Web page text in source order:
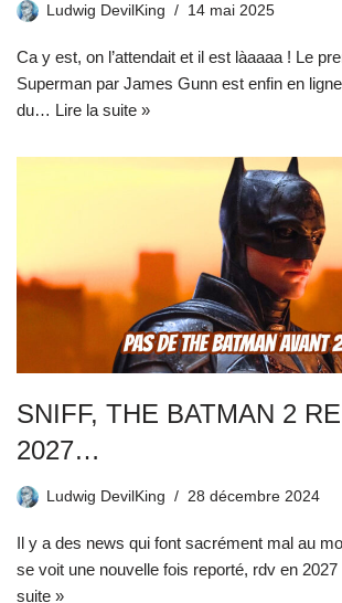
Ludwig DevilKing 14 mai 2025
Ca y est, on l’attendait et il est làaaaa ! Le
Superman par James Gunn est enfin en
du… Lire la suite »
SNIFF, THE BATMAN 2
2027…
Ludwig DevilKing 28 décembre 2024
Il y a des news qui font sacrément mal au
se voit une nouvelle fois reporté, rdv en
suite »